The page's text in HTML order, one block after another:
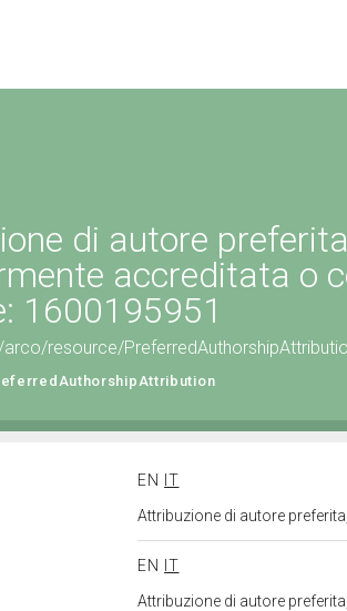
di autore
accreditata o
1600195951
resource/
EN
IT
Attribuzione di autore
EN
IT
Attribuzione di autore